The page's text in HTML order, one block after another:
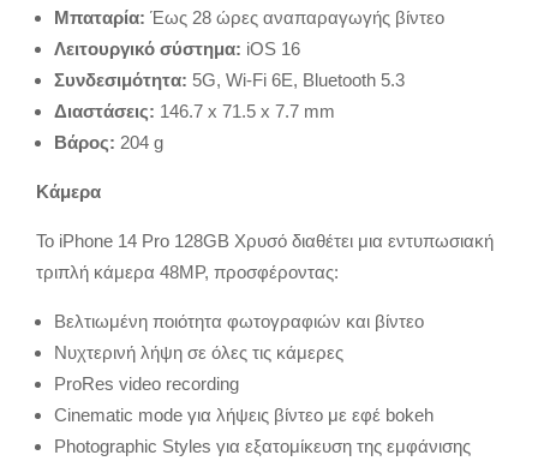
Μπαταρία: Έως 28 ώρες αναπαραγωγής βίντεο
Λειτουργικό σύστημα: iOS 16
Συνδεσιμότητα: 5G, Wi-Fi 6E, Bluetooth 5.3
Διαστάσεις: 146.7 x 71.5 x 7.7 mm
Βάρος: 204 g
Κάμερα
Το iPhone 14 Pro 128GB Χρυσό διαθέτει μια εντυπωσιακή
τριπλή κάμερα 48MP, προσφέροντας:
Βελτιωμένη ποιότητα φωτογραφιών και βίντεο
Νυχτερινή λήψη σε όλες τις κάμερες
ProRes video recording
Cinematic mode για λήψεις βίντεο με εφέ bokeh
Photographic Styles για εξατομίκευση της εμφάνισης